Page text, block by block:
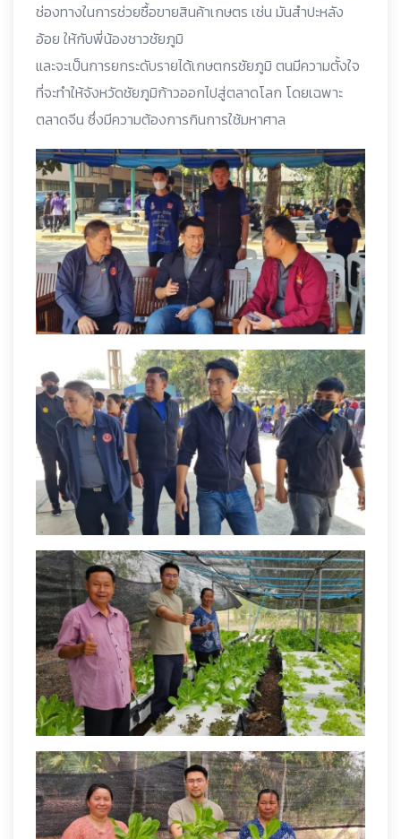
ช่องทางในการช่วยซื้อขายสินค้าเกษตร เช่น มันสำปะหลัง
อ้อย ให้กับพี่น้องชาวชัยภูมิ
และจะเป็นการยกระดับรายได้เกษตกรชัยภูมิ ตนมีความตั้งใจ
ที่จะทำให้จังหวัดชัยภูมิก้าวออกไปสู่ตลาดโลก โดยเฉพาะ
ตลาดจีน ซึ่งมีความต้องการกินการใช้มหาศาล